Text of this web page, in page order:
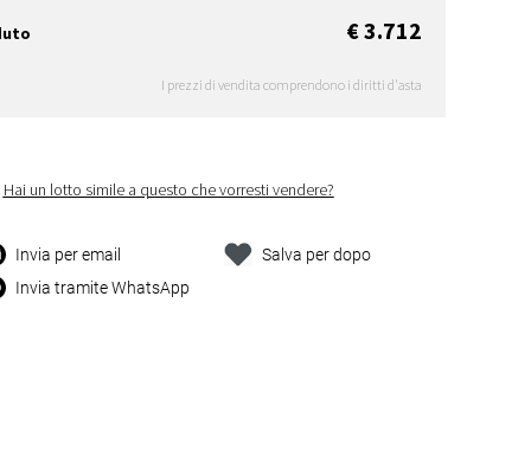
€ 3.712
I prezzi di vendita comprendono i diritti d'asta
Hai un lotto simile a questo che vorresti vendere?
Invia per email
Invia tramite WhatsApp
Salva per dopo